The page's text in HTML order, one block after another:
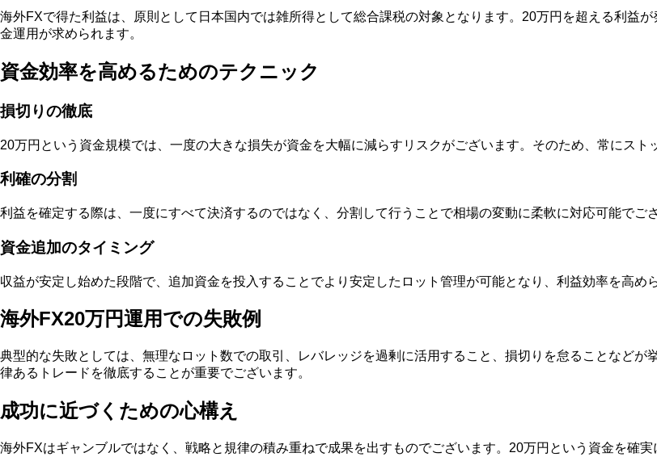
海外FXで得た利益は、原則として日本国内では雑所得として総合課税の対象となります。20万円を超える利益
金運用が求められます。
資金効率を高めるためのテクニック
損切りの徹底
20万円という資金規模では、一度の大きな損失が資金を大幅に減らすリスクがございます。そのため、常にスト
利確の分割
利益を確定する際は、一度にすべて決済するのではなく、分割して行うことで相場の変動に柔軟に対応可能でご
資金追加のタイミング
収益が安定し始めた段階で、追加資金を投入することでより安定したロット管理が可能となり、利益効率を高め
海外FX20万円運用での失敗例
典型的な失敗としては、無理なロット数での取引、レバレッジを過剰に活用すること、損切りを怠ることなど
律あるトレードを徹底することが重要でございます。
成功に近づくための心構え
海外FXはギャンブルではなく、戦略と規律の積み重ねで成果を出すものでございます。20万円という資金を確